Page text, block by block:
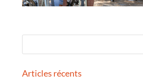
Articles récents